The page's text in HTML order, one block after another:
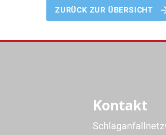
ZURÜCK ZUR ÜBERSICHT
Kontakt